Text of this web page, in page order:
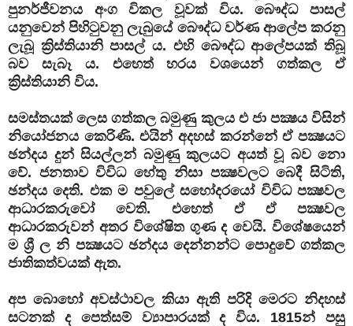
පුනර්ජීවනය අංග විකල වූවක් විය. බෞද්ධ පාසල්
යනුවෙන් පිහිටුවනු ලැබුයේ බෞද්ධ වර්ණ ආලේප කරනු
ලැබූ ක්‍රිස්තියානි පාසල් ය. එහි බෞද්ධ ආලේපයක් තිබූ
බව සැබෑ ය. එහෙත් හරය වශයෙන් ගත්කල ඒ
ක්‍රිස්තියානි විය.
සමස්තයක් ලෙස ගත්කල බමුණු කුලය එ ජා පක්‍ෂය විසින්
නියෝජනය කෙරිණි. එයින් අදහස් කරන්නේ ඒ පක්‍ෂයට
ඡන්දය දුන් සියල්ලන් බමුණු කුලයට අයත් වූ බව නො
වේ. ජනතාව විවිධ හේතු නිසා පක්‍ෂවලට බෙදී සිටිති,
ඡන්දය දෙති. එක ම පවුලේ සහෝදරයෝ විවිධ පක්‍ෂවල
ආධාරකරුවෝ වෙති. එහෙත් ඒ ඒ පක්‍ෂවල
ආධාරකරුවන් අතර විශේෂිත ගුණ ද වෙයි. විශේෂයෙන්
ම ශ්‍රී ල නි පක්‍ෂයට ඡන්දය දෙන්නන්ට පොදුවේ ගත්කල
ජාතිකත්වයක් ඇත.
අප බොහෝ අවස්ථාවල කියා ඇති පරිදි මෙරට නිදහස්
සටනක් ද පෙත්සම් ව්‍යාපාරයක් ද විය. 1815න් පසු